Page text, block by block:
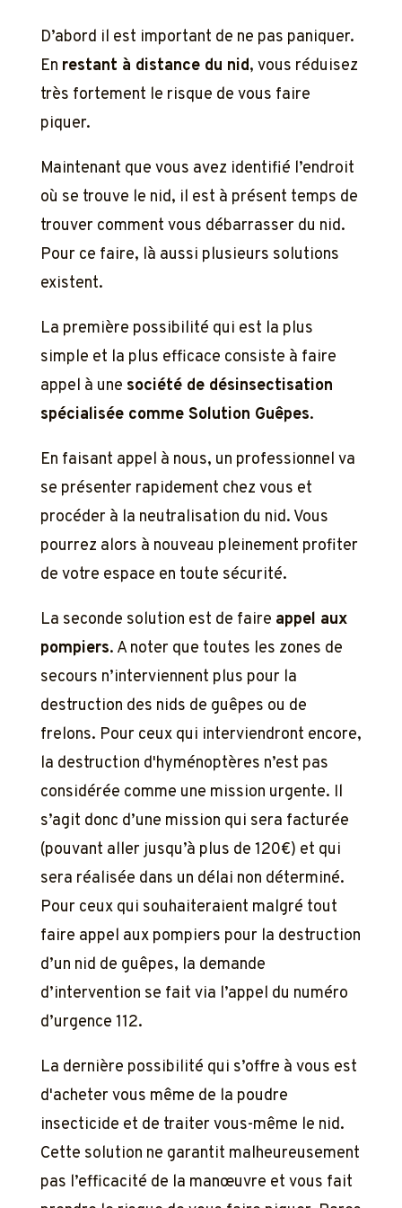
D’abord il est important de ne pas paniquer.
En restant à distance du nid, vous réduisez
très fortement le risque de vous faire
piquer.
Maintenant que vous avez identifié l’endroit
où se trouve le nid, il est à présent temps de
trouver comment vous débarrasser du nid.
Pour ce faire, là aussi plusieurs solutions
existent.
La première possibilité qui est la plus
simple et la plus efficace consiste à faire
appel à une société de désinsectisation
spécialisée comme Solution Guêpes.
En faisant appel à nous, un professionnel va
se présenter rapidement chez vous et
procéder à la neutralisation du nid. Vous
pourrez alors à nouveau pleinement profiter
de votre espace en toute sécurité.
La seconde solution est de faire appel aux
pompiers. A noter que toutes les zones de
secours n’interviennent plus pour la
destruction des nids de guêpes ou de
frelons. Pour ceux qui interviendront encore,
la destruction d'hyménoptères n’est pas
considérée comme une mission urgente. Il
s’agit donc d’une mission qui sera facturée
(pouvant aller jusqu’à plus de 120€) et qui
sera réalisée dans un délai non déterminé.
Pour ceux qui souhaiteraient malgré tout
faire appel aux pompiers pour la destruction
d’un nid de guêpes, la demande
d’intervention se fait via l’appel du numéro
d’urgence 112.
La dernière possibilité qui s’offre à vous est
d'acheter vous même de la poudre
insecticide et de traiter vous-même le nid.
Cette solution ne garantit malheureusement
pas l’efficacité de la manœuvre et vous fait